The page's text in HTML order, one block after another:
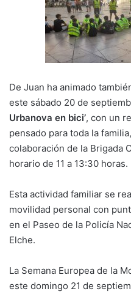
De Juan ha animado
este sábado 20 de
Urbanova en bici’, con un
pensado para toda la
colaboración de la Brigada
horario de 11 a 13:30 horas.
Esta actividad familiar se
movilidad personal con
en el Paseo de la Policía
Elche.
La Semana Europea de la
este domingo 21 de